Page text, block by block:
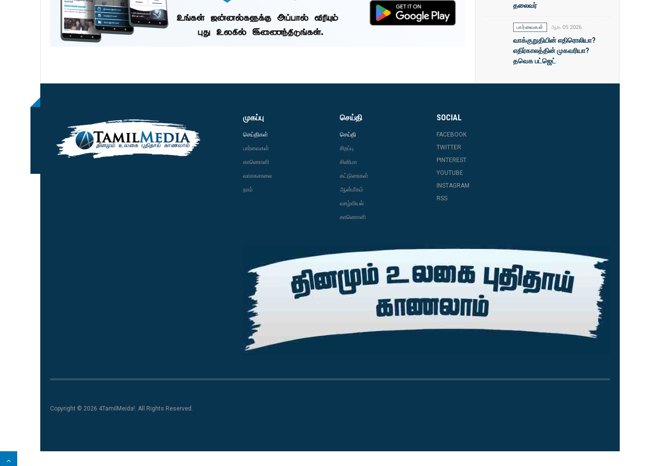
தலைவர்
பார்வைகள் ஆக 05 2026
வாக்குறுதியின் எதிரொலியா?
எதிர்காலத்தின் முகவரியா?
தவெக பட்ஜெட்
முகப்பு
செய்திகள்
பார்வைகள்
காணொளி
வாசகசாலை
நாம்
செய்தி
செய்தி
சிறப்பு
சினிமா
கட்டுரைகள்
ஆன்மீகம்
வாழ்வியல்
காணொளி
SOCIAL
FACEBOOK
TWITTER
PINTEREST
YOUTUBE
INSTAGRAM
RSS
Copyright © 2026 4TamilMeida!. All Rights Reserved.